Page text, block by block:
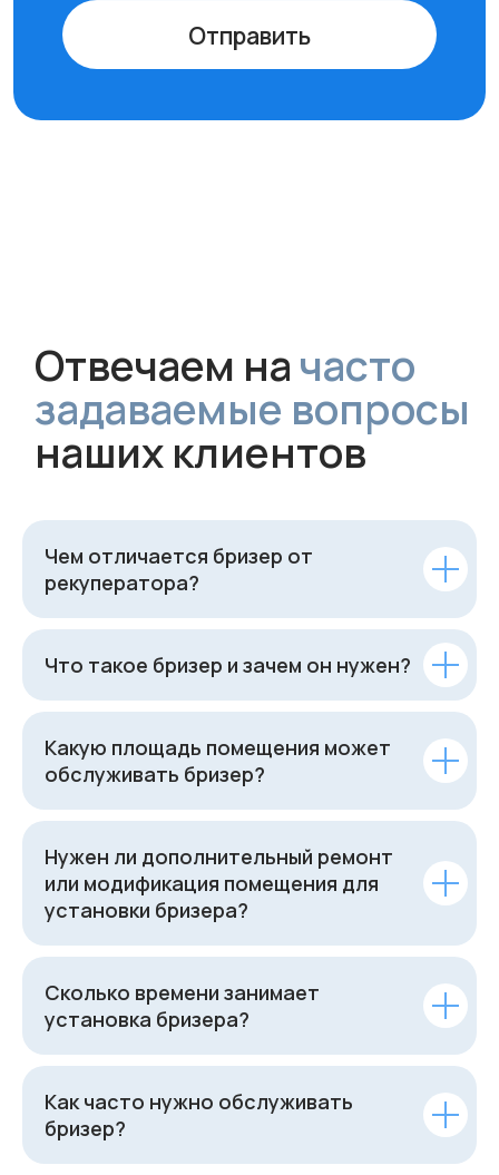
Чем отличается бризер от
рекуператора?
Что такое бризер и зачем он нужен?
Какую площадь помещения может
обслуживать бризер?
Нужен ли дополнительный ремонт
или модификация помещения для
установки бризера?
Сколько времени занимает
установка бризера?
Как часто нужно обслуживать
бризер?